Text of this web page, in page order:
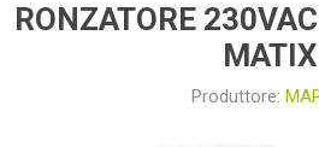
RONZATORE
MATIX
Produttore: